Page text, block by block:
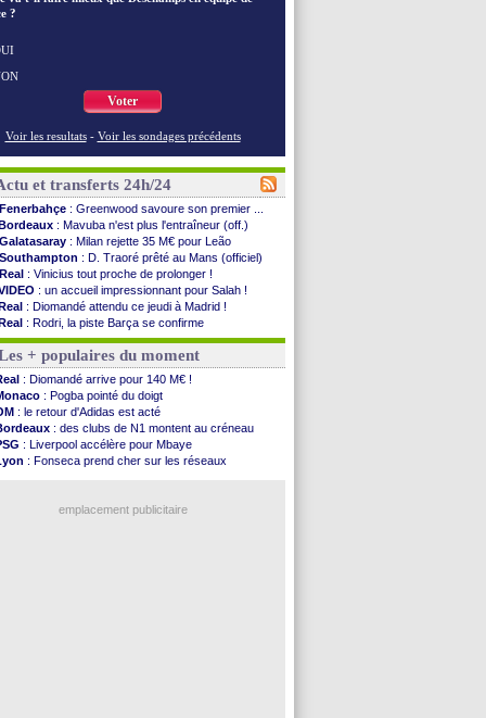
?
Voter
Voir les resultats - Voir les sondages précédents
et transferts 24h/24
Fenerbahçe : Greenwood savoure son premier ...
: Mavuba n'est plus l'entraîneur (off.)
Galatasaray : Milan rejette 35 M€ pour Leão
Southampton : D. Traoré prêté au Mans (officiel)
Real : Vinicius tout proche de prolonger !
: un accueil impressionnant pour Salah !
: Diomandé attendu ce jeudi à Madrid !
: Rodri, la piste Barça se confirme
: Akliouche arrive ce jeudi à Paris !
Médias: la Liga quitte beIN Sports !
PSG: pas d'inquiétude pour Rafael Pol
Real : ça se complique pour Rodri !
Barça: Ferran Torres donne son feu vert au ...
FIFA: des excuses après le projet
: c'est fait pour Fekir (officiel)
Real : réponse imminente de Vinicius
Arsenal: Nørgaard transféré à Everton (off.)
: Pogba pointé du doigt
+ populaires du moment
: Diomandé arrive pour 140 M€ !
: Pogba pointé du doigt
: le retour d'Adidas est acté
: des clubs de N1 montent au créneau
: Liverpool accélère pour Mbaye
: Fonseca prend cher sur les réseaux
emplacement publicitaire